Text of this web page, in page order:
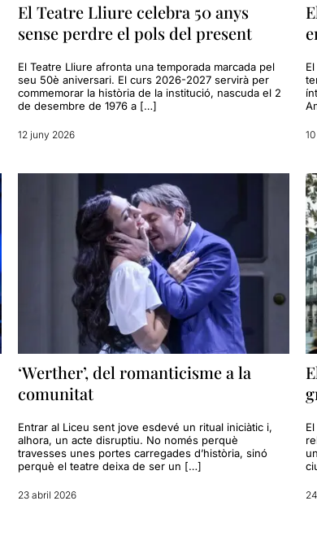
El Teatre Lliure celebra 50 anys
sense perdre el pols del present
El Teatre Lliure afronta una temporada marcada pel
seu 50è aniversari. El curs 2026-2027 servirà per
commemorar la història de la institució, nascuda el 2
de desembre de 1976 a […]
12 juny 2026
‘Werther’, del romanticisme a la
comunitat
Entrar al Liceu sent jove esdevé un ritual iniciàtic i,
alhora, un acte disruptiu. No només perquè
travesses unes portes carregades d’història, sinó
perquè el teatre deixa de ser un […]
23 abril 2026